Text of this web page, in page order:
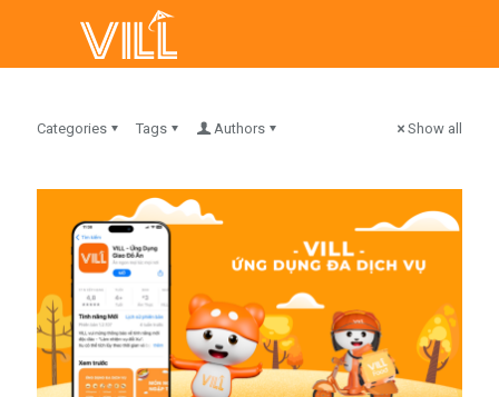
Categories Tags Authors Show all